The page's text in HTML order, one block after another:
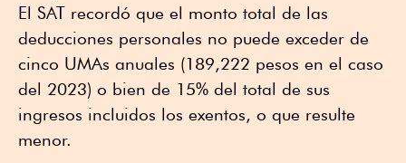
El SAT recordó que el monto total de las
deducciones personales no puede exceder de
cinco UMAs anuales (189,222 pesos en el caso
del 2023) o bien de 15% del total de sus
ingresos incluidos los exentos, o que resulte
menor.